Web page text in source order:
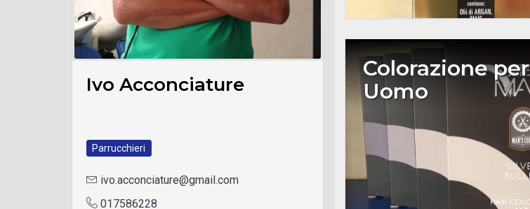
Ivo Acconciature
Parrucchieri
ivo.acconciature@gmail.com
017586228
Colorazione per
Uomo